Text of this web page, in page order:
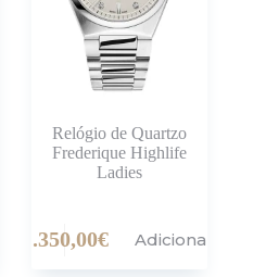
Relógio de Quartzo
Frederique Highlife
Ladies
1.350,00€ Adicionar